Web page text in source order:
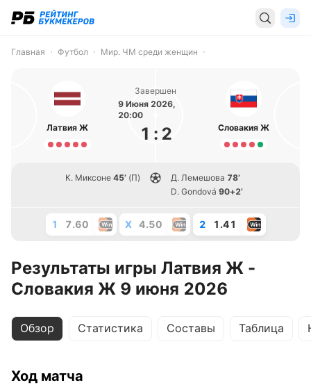
Главная Футбол Мир. ЧМ среди женщин
Латвия Ж
Завершен
9 Июня 2026,
20:00
1 : 2 Словакия Ж
К. Миксоне 45’ (П) Д. Лемешова 78’
D. Gondová 90+2’
1 7.60 X 4.50 2 1.41
Результаты игры Латвия Ж -
Словакия Ж 9 июня 2026
Обзор Статистика Составы Таблица
Ход матча